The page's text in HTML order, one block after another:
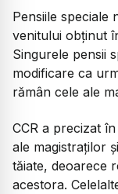
Pensiile speciale
venitului obținut
Singurele pensii
modificare ca
rămân cele ale
CCR a precizat
ale magistraților
tăiate, deoarece
acestora.